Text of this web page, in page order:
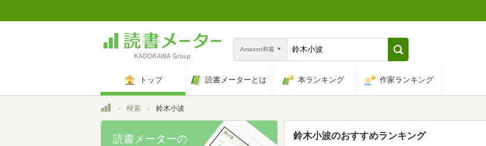
Amazon和書
トップ 読書メーターとは 本ランキング 作家ランキング
トップ検索 鈴木小波
鈴木小波のおすすめランキング
読書メーターの